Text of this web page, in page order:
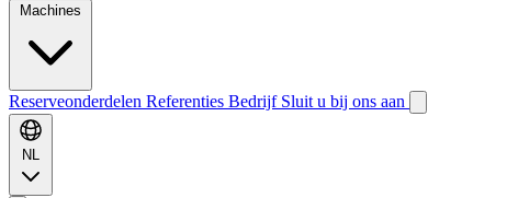
Machines
Reserveonderdelen Referenties Bedrijf Sluit u bij ons aan
NL